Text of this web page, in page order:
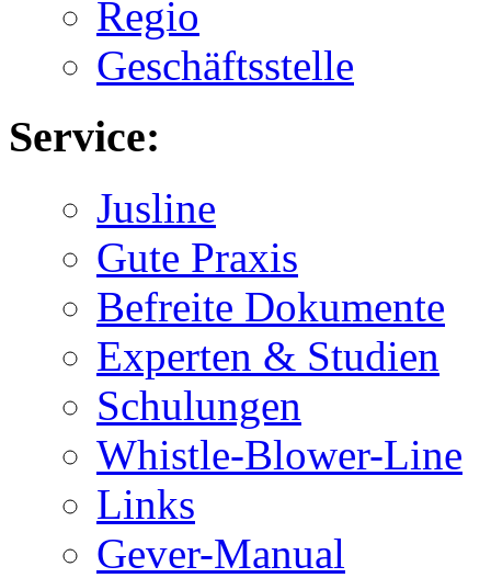
Regio
Geschäftsstelle
Service:
Jusline
Gute Praxis
Befreite Dokumente
Experten & Studien
Schulungen
Whistle-Blower-Line
Links
Gever-Manual